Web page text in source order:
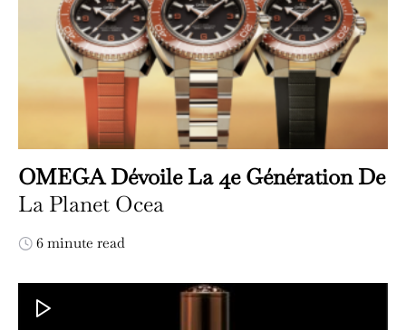
OMEGA Dévoile La 4e Génération De
La Planet Ocea
6 minute read